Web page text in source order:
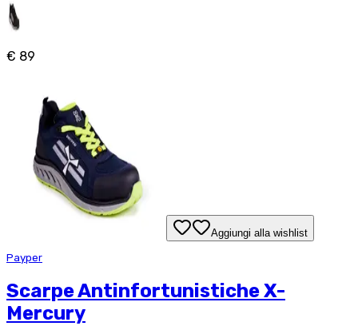
€ 89
Aggiungi alla wishlist
Payper
Scarpe Antinfortunistiche X-
Mercury